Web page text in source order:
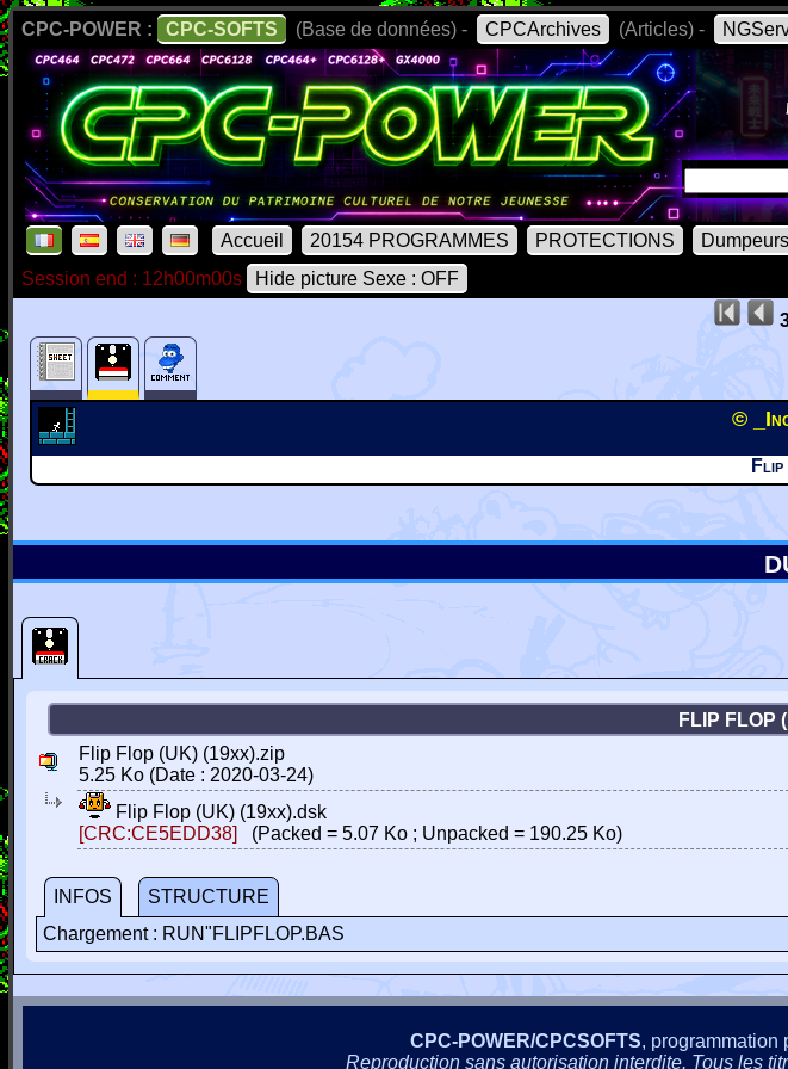
CPC-POWER : CPC-SOFTS (Base de données) - CPCArchives (Articles) -
Accueil 20154 PROGRAMMES PROTECTIONS Dumpeurs
Session end : 12h00m00s
Hide picture Sexe : OFF
©
FLIP FLOP
Flip Flop (UK) (19xx).zip
5.25 Ko (Date : 2020-03-24)
Flip Flop (UK) (19xx).dsk
[CRC:CE5EDD38]
(Packed = 5.07 Ko ; Unpacked = 190.25 Ko)
INFOS
STRUCTURE
Chargement : RUN"FLIPFLOP.BAS
CPC-POWER/CPCSOFTS, programmation
Reproduction sans autorisation interdite. Tous les